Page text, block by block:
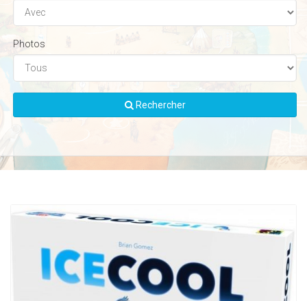
Photos
Rechercher